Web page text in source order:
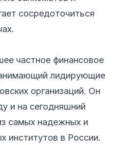
сосредоточиться
частное финансовое
лидирующие
организаций. Он
и на сегодняшний
самых надежных и
институтов в России.